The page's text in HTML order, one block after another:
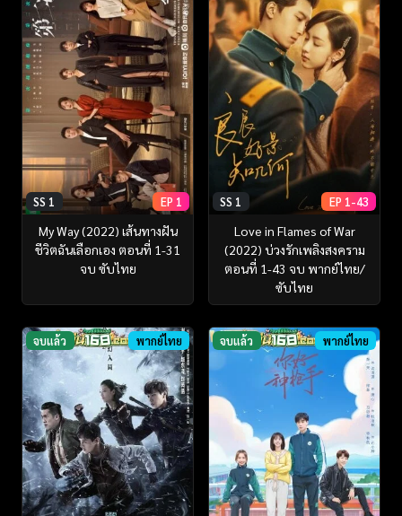
SS 1 EP 1
My Way (2022) เส้นทางฝัน
ชีวิตฉันเลือกเอง ตอนที่ 1-31
จบ ซับไทย
SS 1 EP 1-43
Love in Flames of War
(2022) บ่วงรักเพลิงสงคราม
ตอนที่ 1-43 จบ พากย์ไทย/
ซับไทย
จบแล้ว พากย์ไทย จบแล้ว พากย์ไทย